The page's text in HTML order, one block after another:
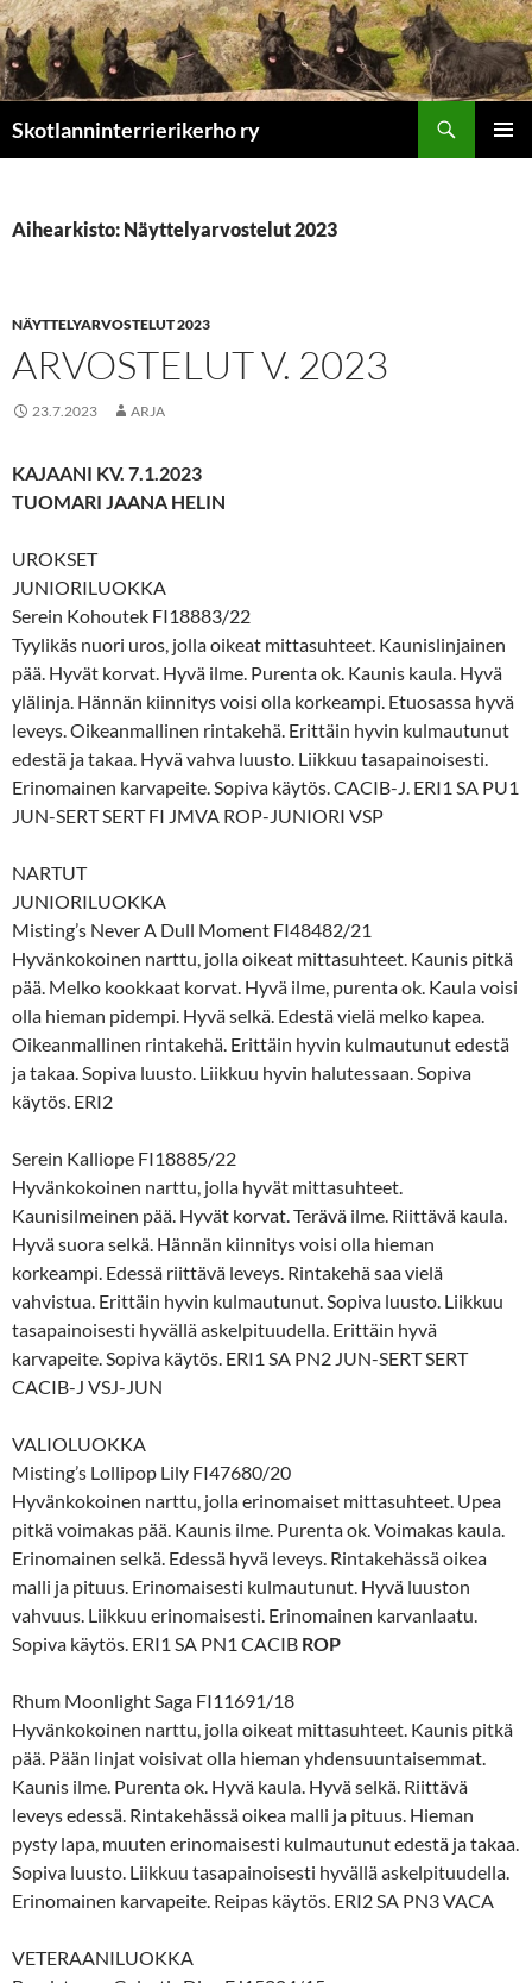
Skotlanninterrierikerho ry
Aihearkisto: Näyttelyarvostelut 2023
NÄYTTELYARVOSTELUT 2023
ARVOSTELUT V. 2023
23.7.2023 ARJA
KAJAANI KV. 7.1.2023
TUOMARI JAANA HELIN
UROKSET
JUNIORILUOKKA
Serein Kohoutek FI18883/22
Tyylikäs nuori uros, jolla oikeat mittasuhteet. Kaunislinjainen
pää. Hyvät korvat. Hyvä ilme. Purenta ok. Kaunis kaula. Hyvä
ylälinja. Hännän kiinnitys voisi olla korkeampi. Etuosassa hyvä
leveys. Oikeanmallinen rintakehä. Erittäin hyvin kulmautunut
edestä ja takaa. Hyvä vahva luusto. Liikkuu tasapainoisesti.
Erinomainen karvapeite. Sopiva käytös. CACIB-J. ERI1 SA PU1
JUN-SERT SERT FI JMVA ROP-JUNIORI VSP
NARTUT
JUNIORILUOKKA
Misting’s Never A Dull Moment FI48482/21
Hyvänkokoinen narttu, jolla oikeat mittasuhteet. Kaunis pitkä
pää. Melko kookkaat korvat. Hyvä ilme, purenta ok. Kaula voisi
olla hieman pidempi. Hyvä selkä. Edestä vielä melko kapea.
Oikeanmallinen rintakehä. Erittäin hyvin kulmautunut edestä
ja takaa. Sopiva luusto. Liikkuu hyvin halutessaan. Sopiva
käytös. ERI2
Serein Kalliope FI18885/22
Hyvänkokoinen narttu, jolla hyvät mittasuhteet.
Kaunisilmeinen pää. Hyvät korvat. Terävä ilme. Riittävä kaula.
Hyvä suora selkä. Hännän kiinnitys voisi olla hieman
korkeampi. Edessä riittävä leveys. Rintakehä saa vielä
vahvistua. Erittäin hyvin kulmautunut. Sopiva luusto. Liikkuu
tasapainoisesti hyvällä askelpituudella. Erittäin hyvä
karvapeite. Sopiva käytös. ERI1 SA PN2 JUN-SERT SERT
CACIB-J VSJ-JUN
VALIOLUOKKA
Misting’s Lollipop Lily FI47680/20
Hyvänkokoinen narttu, jolla erinomaiset mittasuhteet. Upea
pitkä voimakas pää. Kaunis ilme. Purenta ok. Voimakas kaula.
Erinomainen selkä. Edessä hyvä leveys. Rintakehässä oikea
malli ja pituus. Erinomaisesti kulmautunut. Hyvä luuston
vahvuus. Liikkuu erinomaisesti. Erinomainen karvanlaatu.
Sopiva käytös. ERI1 SA PN1 CACIB ROP
Rhum Moonlight Saga FI11691/18
Hyvänkokoinen narttu, jolla oikeat mittasuhteet. Kaunis pitkä
pää. Pään linjat voisivat olla hieman yhdensuuntaisemmat.
Kaunis ilme. Purenta ok. Hyvä kaula. Hyvä selkä. Riittävä
leveys edessä. Rintakehässä oikea malli ja pituus. Hieman
pysty lapa, muuten erinomaisesti kulmautunut edestä ja takaa.
Sopiva luusto. Liikkuu tasapainoisesti hyvällä askelpituudella.
Erinomainen karvapeite. Reipas käytös. ERI2 SA PN3 VACA
VETERAANILUOKKA